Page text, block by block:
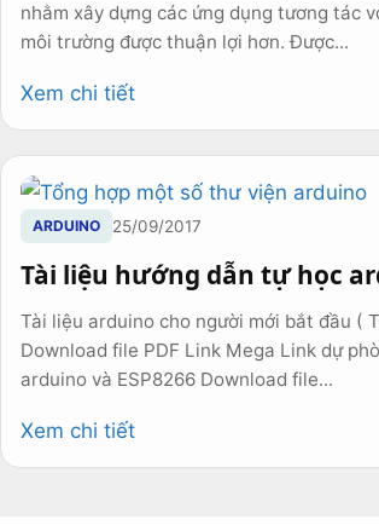
nhằm xây dựng các ứng dụng tương tác
môi trường được thuận lợi hơn. Được...
Xem chi tiết
ARDUINO 25/09/2017
Tài liệu hướng dẫn tự học
Tài liệu arduino cho người mới bắt đầu (
Download file PDF Link Mega Link dự
arduino và ESP8266 Download file...
Xem chi tiết